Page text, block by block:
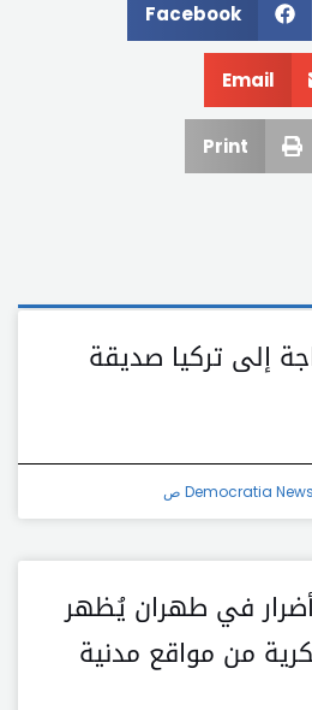
Facebook
Email
Print
إلى تركيا صديقة
Democratia News
أضرار في طهران يُظهر
من مواقع مدنية